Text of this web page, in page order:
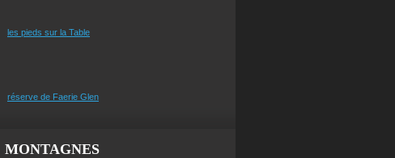
les pieds sur la Table
réserve de Faerie Glen
MONTAGNES